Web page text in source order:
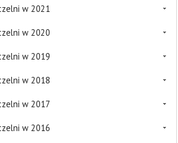
w 2021
w 2020
w 2019
w 2018
w 2017
w 2016